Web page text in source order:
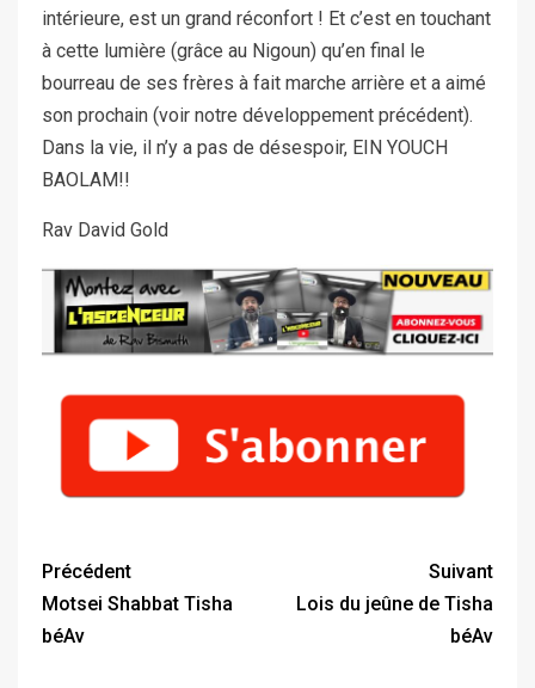
intérieure, est un grand réconfort ! Et c’est en touchant
à cette lumière (grâce au Nigoun) qu’en final le
bourreau de ses frères à fait marche arrière et a aimé
son prochain (voir notre développement précédent).
Dans la vie, il n’y a pas de désespoir, EIN YOUCH
BAOLAM!!
Rav David Gold
Précédent
Motsei Shabbat Tisha
béAv
Suivant
Lois du jeûne de Tisha
béAv